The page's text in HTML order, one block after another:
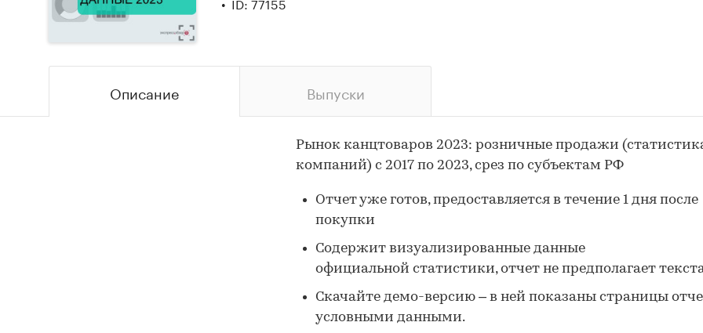
Описание Выпуски
Рынок канцтоваров 2023: розничные продажи
компаний) с 2017 по 2023, срез по субъектам РФ
Отчет уже готов, предоставляется в течение 1 дня после
покупки
Содержит визуализированные данные
официальной статистики, отчет не предполагает
Скачайте демо-версию – в ней показаны страницы
условными данными.